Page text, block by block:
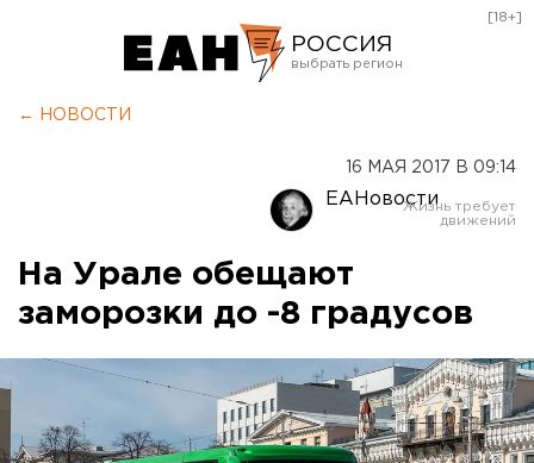
РОССИЯ
Оренбург
[18+]
← НОВОСТИ
16 МАЯ 2017 В 09:14
ЕАНовости
На Урале обещают
заморозки до -8 градусов